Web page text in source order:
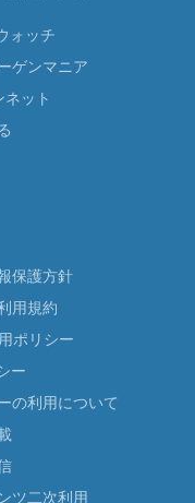
ォッチ
ゲンマニア
ット
保護方針
用規約
ポリシー
ー
の利用について
ツ二次利用